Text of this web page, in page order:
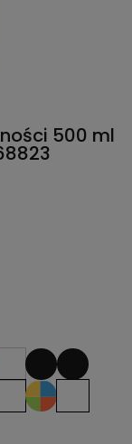
500 ml